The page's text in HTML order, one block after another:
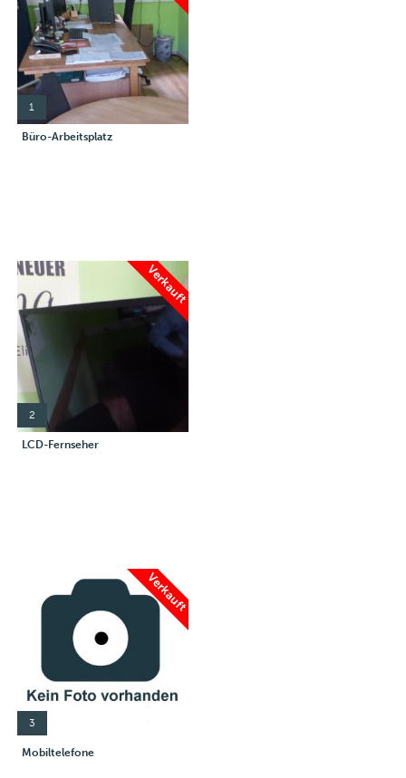
1
Büro-Arbeitsplatz
Verkauft
2
LCD-Fernseher
Verkauft
3
Mobiltelefone